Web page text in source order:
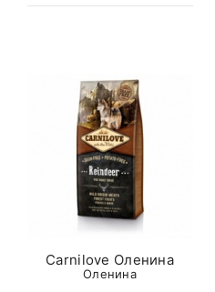
Carnilove Оленина
Оленина